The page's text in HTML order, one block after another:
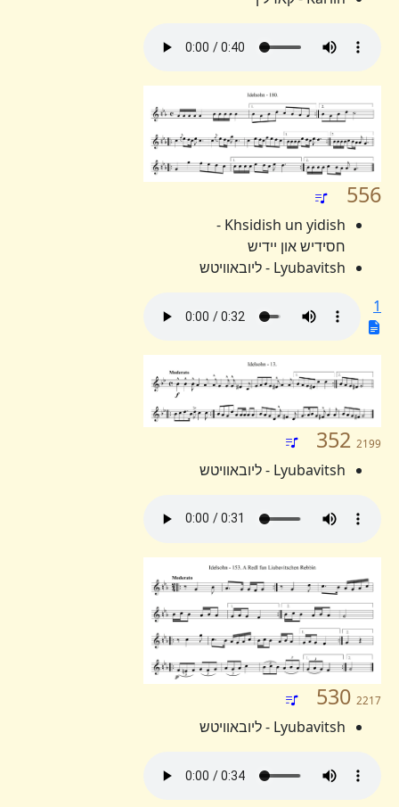
556
Khsidish un yidish -
חסידיש און יידיש
Lyubavitsh - ליובאוויטש
352 2199
Lyubavitsh - ליובאוויטש
530 2217
Lyubavitsh - ליובאוויטש